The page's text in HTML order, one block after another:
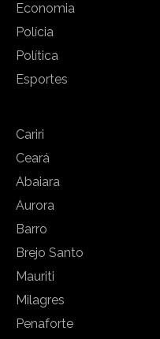
Economia
Polícia
Política
Esportes
Cariri
Ceará
Abaiara
Aurora
Barro
Brejo Santo
Mauriti
Milagres
Penaforte